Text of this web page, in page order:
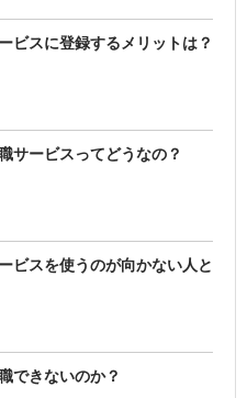
ビスに登録するメリットは？
サービスってどうなの？
ビスを使うのが向かない人と
できないのか？